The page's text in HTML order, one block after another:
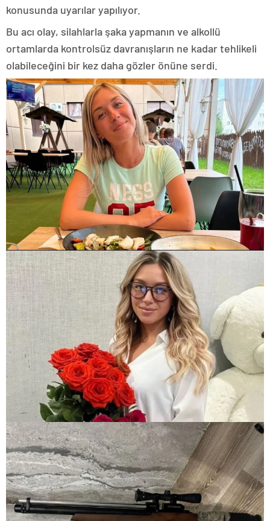
konusunda uyarılar yapılıyor.
Bu acı olay, silahlarla şaka yapmanın ve alkollü
ortamlarda kontrolsüz davranışların ne kadar tehlikeli
olabileceğini bir kez daha gözler önüne serdi.